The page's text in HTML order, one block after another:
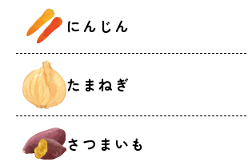
にんじん
たまねぎ
さつまいも